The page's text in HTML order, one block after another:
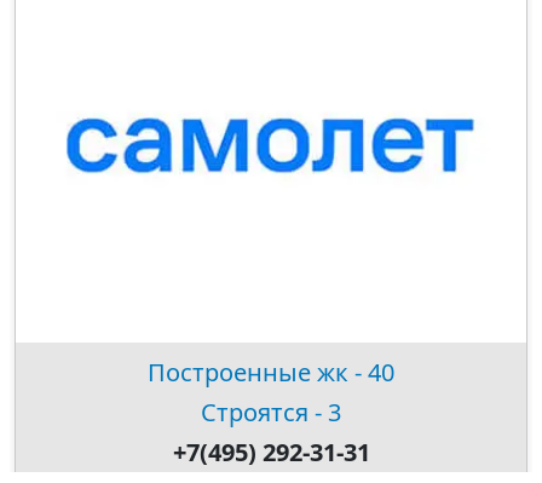
Построенные жк - 40
Строятся - 3
+7(495) 292-31-31